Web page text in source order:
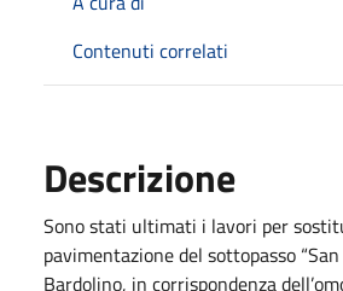
Contenuti correlati
Descrizione
Sono stati ultimati i lavori per
pavimentazione del sottopasso
Bardolino, in corrispondenza